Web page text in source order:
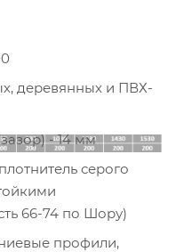
деревянных и ПВХ-
- 14 мм
серого
66-74 по Шору)
профили,